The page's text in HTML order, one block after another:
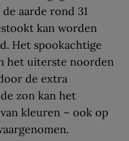
aarde rond 31
kan worden
Het spookachtige
het uiterste noorden
de extra
zon kan het
kleuren – ook op